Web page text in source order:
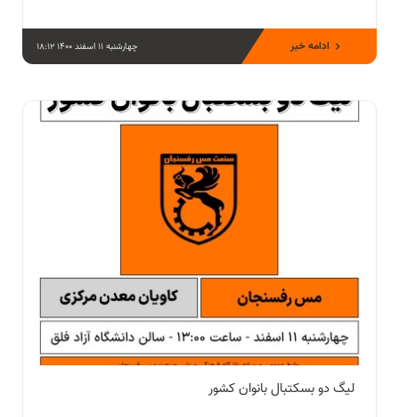
چهارشنبه 11 اسفند 1400 18:12 ادامه خبر
لیگ دو بسکتبال بانوان کشور